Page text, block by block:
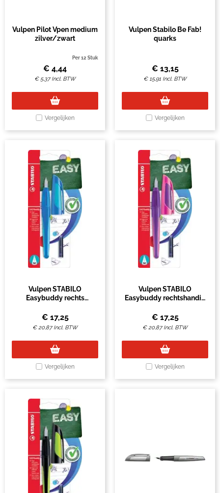
Vulpen Pilot Vpen medium
zilver/zwart
Per 12 Stuk
€ 4,44
€ 5,37 Incl. BTW
Vergelijken
Vulpen Stabilo Be Fab!
quarks
€ 13,15
€15,91 Incl. BTW
Vergelijken
Vulpen STABILO
Easybuddy rechts
donkerblauw/lichtblauw
blister
€ 17,25
€20,87 Incl. BTW
Vergelijken
Vulpen STABILO
Easybuddy rechtshandig
à 1 stuk
€ 17,25
€20,87 Incl. BTW
Vergelijken